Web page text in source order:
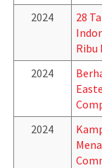
2024
28
Ribu
2024
2024